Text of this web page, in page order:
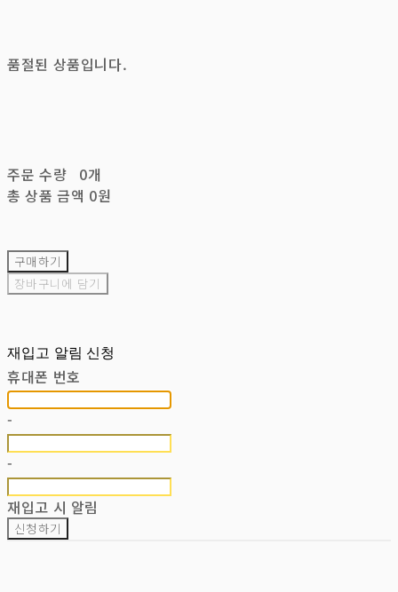
품절된 상품입니다.
주문 수량
0개
총 상품 금액 0원
구매하기
장바구니에 담기
재입고 알림 신청
휴대폰 번호
-
-
재입고 시 알림
신청하기